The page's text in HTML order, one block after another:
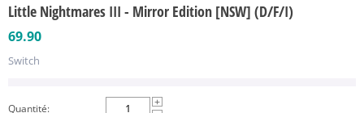
Little Nightmares III - Mirror Edition [NSW] (D/F/I)
69.90
Switch
Quantité:
+